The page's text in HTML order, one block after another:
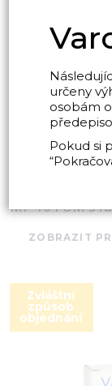
MP 10 FUM s
ZOBRAZIT
Zvláštní
způsob
objednání
určeny
osobám
Pokud si